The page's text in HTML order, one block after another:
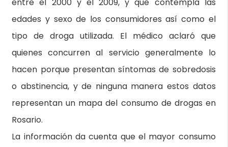
entre el 2000 y el 2009, y que contempla las
edades y sexo de los consumidores así como el
tipo de droga utilizada. El médico aclaró que
quienes concurren al servicio generalmente lo
hacen porque presentan síntomas de sobredosis
o abstinencia, y de ninguna manera estos datos
representan un mapa del consumo de drogas en
Rosario.
La información da cuenta que el mayor consumo